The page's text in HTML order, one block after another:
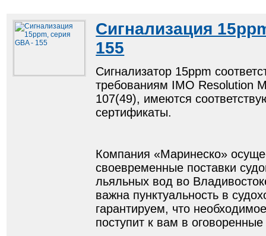
Сигнализация
155
Сигнализатор 15ppm
требованиям IMO Resolution
107(49), имеются
сертификаты.
Компания «Маринеско»
своевременные поставки
льяльных вод во
важна пунктуальность в
гарантируем, что
поступит к вам в